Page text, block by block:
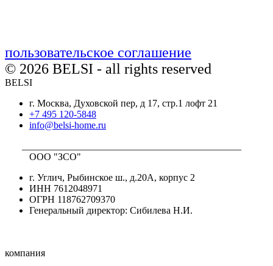
пользовательское соглашение
© 2026 BELSI - all rights reserved
BELSI
г. Москва, Духовской пер, д 17, стр.1 лофт 21
+7 495 120-5848
info@belsi-home.ru
ООО "ЗСО"
г. Углич, Рыбинское ш., д.20А, корпус 2
ИНН 7612048971
ОГРН 118762709370
Генеральный директор: Сибилева Н.И.
компания